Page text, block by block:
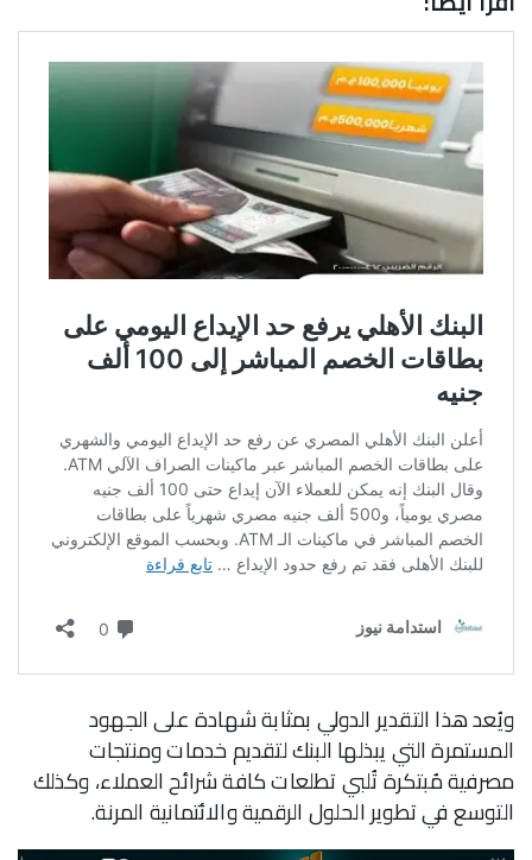
ويُعد هذا التقدير الدولي بمثابة شهادة على الجهود
المستمرة التي يبذلها البنك لتقديم خدمات ومنتجات
مصرفية مُبتكرة تُلبي تطلعات كافة شرائح العملاء، وكذلك
التوسع في تطوير الحلول الرقمية والائتمانية المرنة.